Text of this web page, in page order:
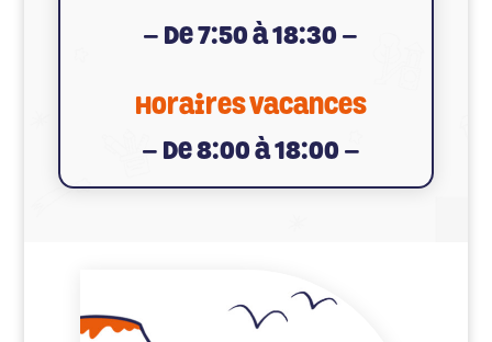
– De 7:50 à 18:30 –
Horaires Vacances
– De 8:00 à 18:00 –